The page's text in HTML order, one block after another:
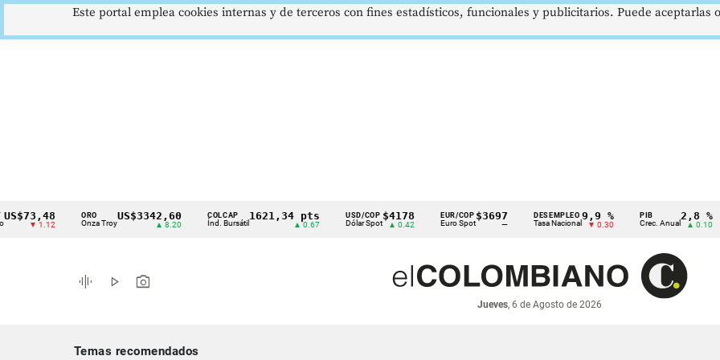
Cintillo
indicadores
económicos
▼ 1.12 Onza Troy
US$3342,60 COLCAP
Índ. Bursátil
1621,34 pts USD/COP
Dólar Spot
$4178
▲ 0.42
EUR/COP
Euro Spot
$3697 DESEMPLEO
Tasa Nacional
9,9 %
▼ 0.30 Crec. Anual
2,8 %
▲ 0.10
graphic_eq play_arrow photo_camera
Jueves, 6 de Agosto de 2026
Temas recomendados
Este portal emplea cookies internas y de terceros con fines estadísticos, funcionales y publicitarios. Puede aceptarlas